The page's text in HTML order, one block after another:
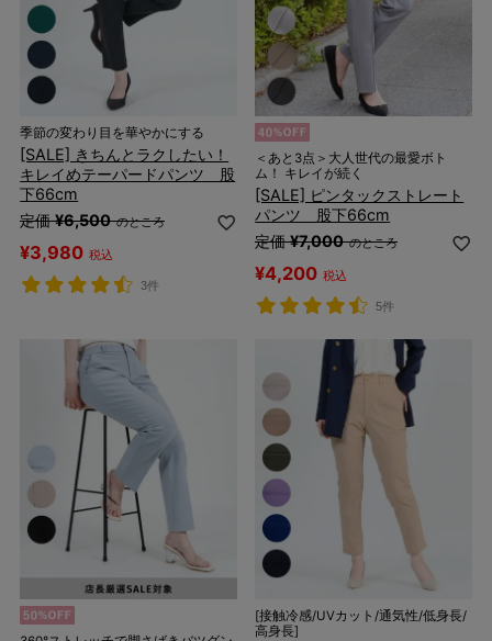
季節の変わり目を華やかにする
[SALE] きちんとラクしたい！
キレイめテーパードパンツ 股
下66cm
定価 ¥6,500 のところ
¥3,980 税込
3件
＜あと3点＞大人世代の最愛ボト
ム！ キレイが続く
[SALE] ピンタックストレート
パンツ 股下66cm
定価 ¥7,000 のところ
¥4,200 税込
5件
[接触冷感/UVカット/通気性/低身長/
高身長]